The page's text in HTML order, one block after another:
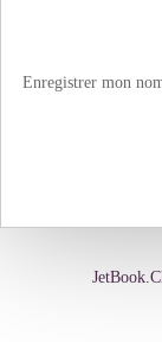
Enregistrer mon